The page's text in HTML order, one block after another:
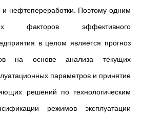
и нефтепереработки. Поэтому одним
факторов эффективного
в целом является прогноз
на основе анализа текущих
параметров и принятие
решений по технологическим
режимов эксплуатации